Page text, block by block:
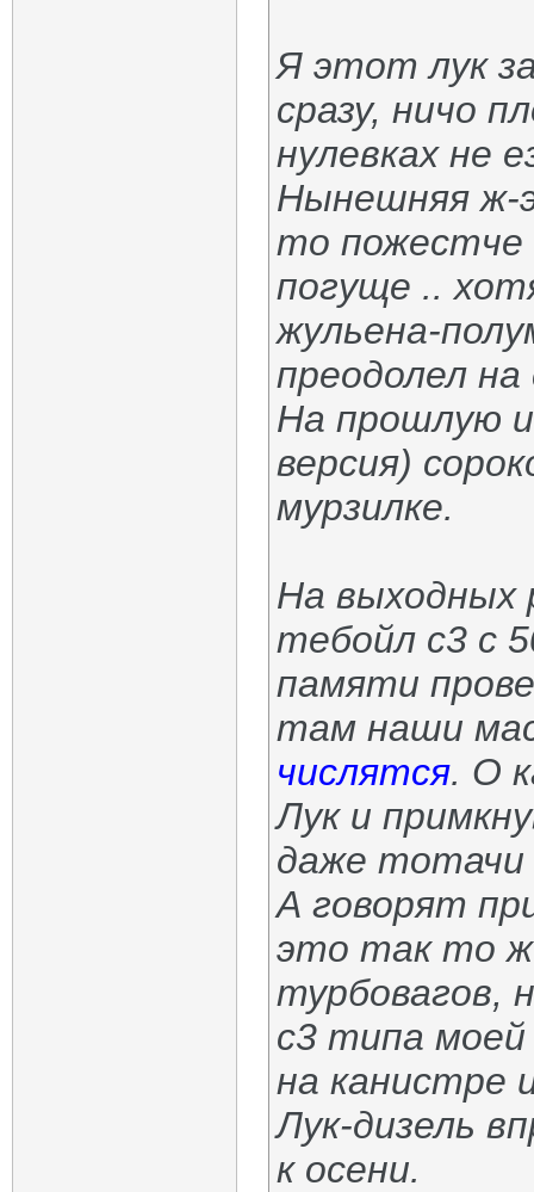
Я этот лук
сразу, ничо
нулевках не
Нынешняя ж-
то пожестче
погуще ..
жульена-
преодолел на
На прошлую
версия)
мурзилке.
На выходных
тебойл с3 с
памяти
там наши
числятся. О
Лук и
даже тотачи
А говорят
это так то
турбовагов,
с3 типа моей
на канистре
Лук-дизель
к осени.